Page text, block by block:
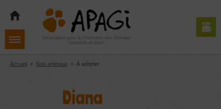
navigation
contenu
Aller
pied
de
Association pour la Protection des Animaux
Grenoble et Isère
Accueil » Nos animaux » À adopter
Diana